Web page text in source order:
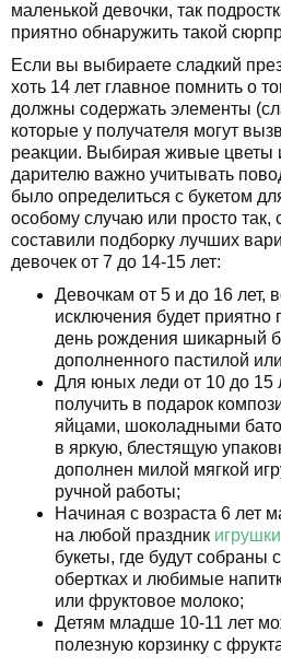
маленькой девочки, так
приятно обнаружить такой
Если вы выбираете сладкий
хоть 14 лет главное помнить о
должны содержать элементы
которые у получателя могут
реакции. Выбирая живые цветы
дарителю важно учитывать
было определиться с букетом
особому случаю или просто так,
составили подборку лучших
девочек от 7 до 14-15 лет:
Девочкам от 5 и до 16 лет,
исключения будет приятно
день рождения шикарный
дополненного пастилой
Для юных леди от 10 до 15
получить в подарок
яйцами, шоколадными
в яркую, блестящую
дополнен милой мягкой
ручной работы;
Начиная с возраста 6 лет
на любой праздник
букеты, где будут собраны
обертках и любимые
или фруктовое молоко;
Детям младше 10-11 лет
полезную корзинку с